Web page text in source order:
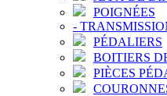
POIGNÉES
-
PÉDALIERS
BOITIERS
PIÈCES